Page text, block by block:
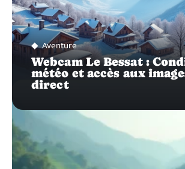
Aventure
Webcam Le Bessat :
météo et accès aux
direct